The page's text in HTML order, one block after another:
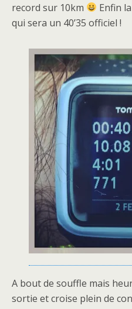
record sur 10km
Enfin
qui sera un 40’35 officiel !
A bout de souffle mais
sortie et croise plein de